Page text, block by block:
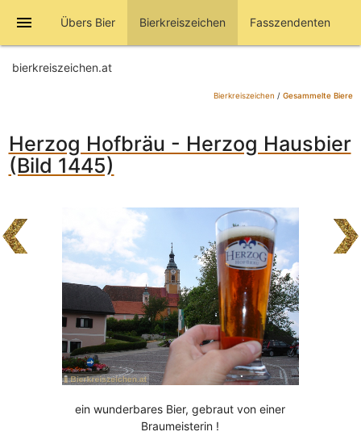
menu Übers Bier Bierkreiszeichen Fasszendenten
bierkreiszeichen.at
Bierkreiszeichen / Gesammelte Biere
Herzog Hofbräu - Herzog Hausbier
(Bild 1445)
ein wunderbares Bier, gebraut von einer
Braumeisterin !